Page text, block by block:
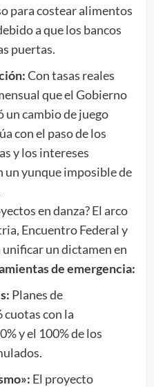
para costear alimentos
a que los bancos
puertas.
Con tasas reales
que el Gobierno
un cambio de juego
con el paso de los
y los intereses
yunque imposible de
en danza? El arco
Encuentro Federal y
unificar un dictamen en
de emergencia:
Planes de
cuotas con la
y el 100% de los
El proyecto